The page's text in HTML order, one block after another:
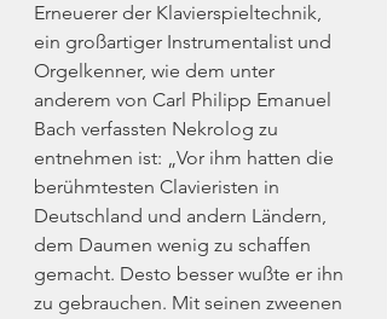
Erneuerer der Klavierspieltechnik,
ein großartiger Instrumentalist und
Orgelkenner, wie dem unter
anderem von Carl Philipp Emanuel
Bach verfassten Nekrolog zu
entnehmen ist: „Vor ihm hatten die
berühmtesten Clavieristen in
Deutschland und andern Ländern,
dem Daumen wenig zu schaffen
gemacht. Desto besser wußte er ihn
zu gebrauchen. Mit seinen zweenen